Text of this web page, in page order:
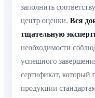
заполнить
центр оценки. Вся
тщательную
необходимости
успешного
сертификат, который
продукции